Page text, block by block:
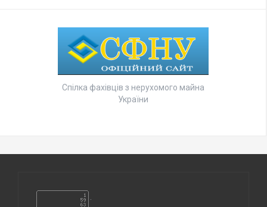
Спілка фахівців з нерухомого майна
України